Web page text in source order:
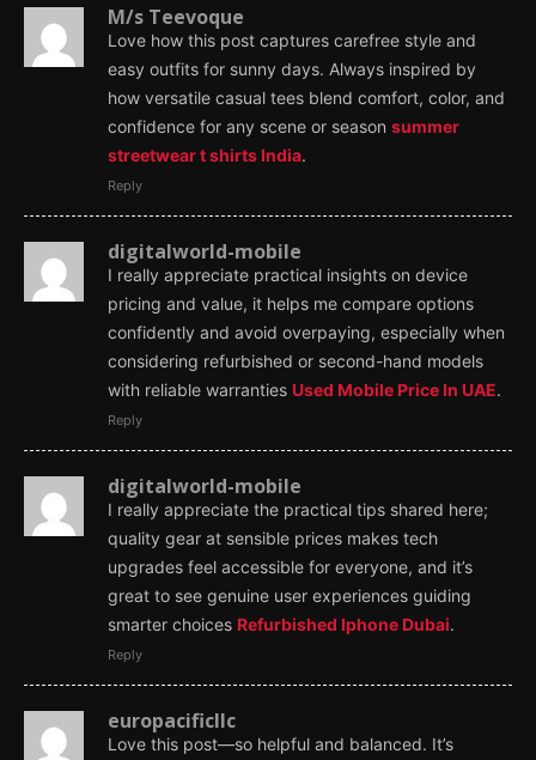
M/s Teevoque
Love how this post captures carefree style and
easy outfits for sunny days. Always inspired by
how versatile casual tees blend comfort, color, and
confidence for any scene or season summer
streetwear t shirts India.
Reply
digitalworld-mobile
I really appreciate practical insights on device
pricing and value, it helps me compare options
confidently and avoid overpaying, especially when
considering refurbished or second-hand models
with reliable warranties Used Mobile Price In UAE.
Reply
digitalworld-mobile
I really appreciate the practical tips shared here;
quality gear at sensible prices makes tech
upgrades feel accessible for everyone, and it’s
great to see genuine user experiences guiding
smarter choices Refurbished Iphone Dubai.
Reply
europacificllc
Love this post—so helpful and balanced. It’s